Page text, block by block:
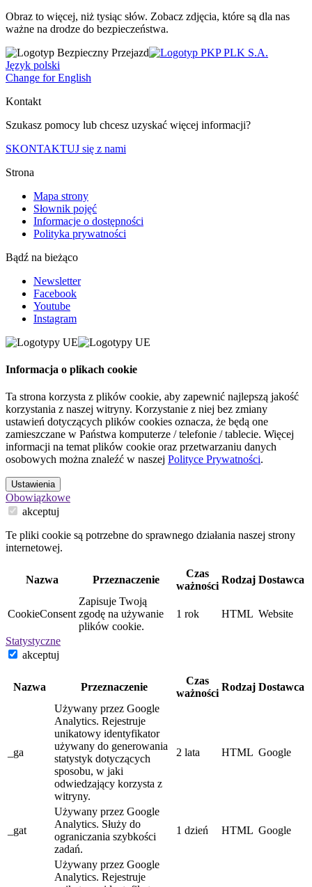
Obraz to więcej, niż tysiąc słów. Zobacz zdjęcia, które są dla nas
ważne na drodze do bezpieczeństwa.
Język polski
Change for English
Kontakt
Szukasz pomocy lub chcesz uzyskać więcej informacji?
SKONTAKTUJ się z nami
Strona
Mapa strony
Słownik pojęć
Informacje o dostępności
Polityka prywatności
Bądź na bieżąco
Newsletter
Facebook
Youtube
Instagram
Informacja o plikach cookie
Ta strona korzysta z plików cookie, aby zapewnić najlepszą jakość
korzystania z naszej witryny. Korzystanie z niej bez zmiany
ustawień dotyczących plików cookies oznacza, że będą one
zamieszczane w Państwa komputerze / telefonie / tablecie. Więcej
informacji na temat plików cookie oraz przetwarzaniu danych
osobowych można znaleźć w naszej Polityce Prywatności.
Ustawienia
Obowiązkowe
akceptuj
Te pliki cookie są potrzebne do sprawnego działania naszej strony
internetowej.
Nazwa Przeznaczenie
Czas
ważności
Rodzaj Dostawca
CookieConsent
Zapisuje Twoją
zgodę na używanie
plików cookie.
1 rok HTML Website
Statystyczne
akceptuj
Nazwa Przeznaczenie
Czas
ważności
Rodzaj Dostawca
_ga
Używany przez Google
Analytics. Rejestruje
unikatowy identyfikator
używany do generowania
statystyk dotyczących
sposobu, w jaki
odwiedzający korzysta z
witryny.
2 lata HTML Google
_gat
Używany przez Google
Analytics. Służy do
ograniczania szybkości
zadań.
1 dzień HTML Google
Używany przez Google
Analytics. Rejestruje